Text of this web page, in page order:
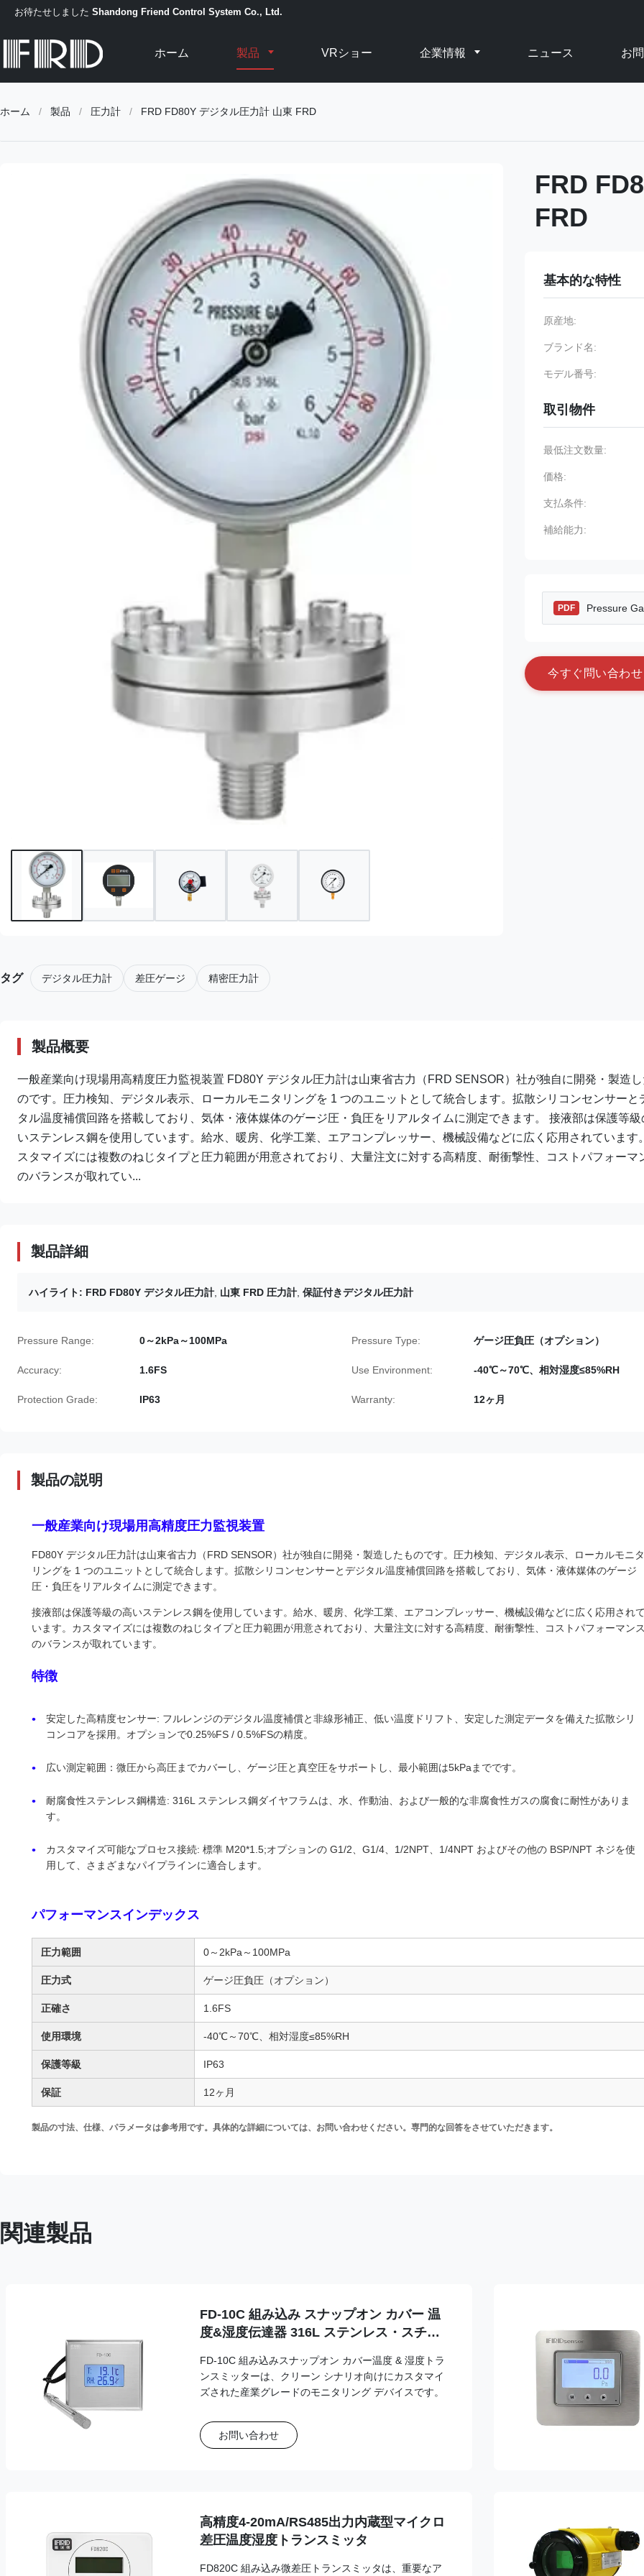
お待たせしました Shandong Friend Control System Co., Ltd.
ホーム 製品 VRショー 企業情報 ニュース お
ホーム / 製品 / 圧力計 / FRD FD80Y デジタル圧力計 山東 FRD
FRD
FRD
基本的な特性
原産地:
ブランド名:
モデル番号:
取引物件
最低注文数量:
価格:
支払条件:
補給能力:
PDF Pressure
今す ぐ 問い合わせ
タグ デジタル圧力計 差圧ゲージ 精密圧力計
製品概要
一般産業向け現場用高精度圧力監視装置 FD80Y デジタル圧力計は山東省古力（FRD SENSOR）社が独自に開発・製造
のです。圧力検知、デジタル表示、ローカルモニタリングを 1 つのユニットとして統合します。拡散シリコンセンサーと
タル温度補償回路を搭載しており、気体・液体媒体のゲージ圧・負圧をリアルタイムに測定できます。 接液部は保護等級
いステンレス鋼を使用しています。給水、暖房、化学工業、エアコンプレッサー、機械設備などに広く応用されています
スタマイズには複数のねじタイプと圧力範囲が用意されており、大量注文に対する高精度、耐衝撃性、コストパフォーマ
のバランスが取れてい...
製品詳細
ハイライト: FRD FD80Y デジタル圧力計, 山東 FRD 圧力計, 保証付きデジタル圧力計
Pressure Range: 0～2kPa～100MPa Pressure Type: ゲージ圧負圧（オプション）
Accuracy: 1.6FS Use Environment: -40℃～70℃、相対湿度≤85%RH
Protection Grade: IP63 Warranty: 12ヶ月
製品の説明
一般産業向け現場用高精度圧力監視装置
FD80Y デジタル圧力計は山東省古力（FRD SENSOR）社が独自に開発・製造したものです。圧力検知、デジタル表示、ローカルモニタ
リングを 1 つのユニットとして統合します。拡散シリコンセンサーとデジタル温度補償回路を搭載しており、気体・液体媒体のゲージ
圧・負圧をリアルタイムに測定できます。
接液部は保護等級の高いステンレス鋼を使用しています。給水、暖房、化学工業、エアコンプレッサー、機械設備などに広く応用され
います。カスタマイズには複数のねじタイプと圧力範囲が用意されており、大量注文に対する高精度、耐衝撃性、コストパフォーマン
のバランスが取れています。
特徴
安定した高精度センサー: フルレンジのデジタル温度補償と非線形補正、低い温度ドリフト、安定した測定データを備えた拡散シリ
コンコアを採用。オプションで0.25%FS / 0.5%FSの精度。
広い測定範囲：微圧から高圧までカバーし、ゲージ圧と真空圧をサポートし、最小範囲は5kPaまでです。
耐腐食性ステンレス鋼構造: 316L ステンレス鋼ダイヤフラムは、水、作動油、および一般的な非腐食性ガスの腐食に耐性がありま
す。
カスタマイズ可能なプロセス接続: 標準 M20*1.5;オプションの G1/2、G1/4、1/2NPT、1/4NPT およびその他の BSP/NPT ネジを使
用して、さまざまなパイプラインに適合します。
パフォーマンスインデックス
圧力範囲 0～2kPa～100MPa
圧力式 ゲージ圧負圧（オプション）
正確さ 1.6FS
使用環境 -40℃～70℃、相対湿度≤85%RH
保護等級 IP63
保証 12ヶ月
製品の寸法、仕様、パラメータは参考用です。具体的な詳細については、お問い合わせください。専門的な回答をさせていただきます。
関連製品
FD-10C 組み込み スナップオン カバー 温
度&湿度伝達器 316L ステンレス・スチー
FD-10C 組み込みスナップオン カバー温度 & 湿度トラ
ンスミッターは、クリーン シナリオ向けにカスタマイ
ズされた産業グレードのモニタリング デバイスです。
お問い合わせ
高精度4-20mA/RS485出力内蔵型マイクロ
差圧温度湿度トランスミッタ
FD820C 組み込み微差圧トランスミッタは、重要なア